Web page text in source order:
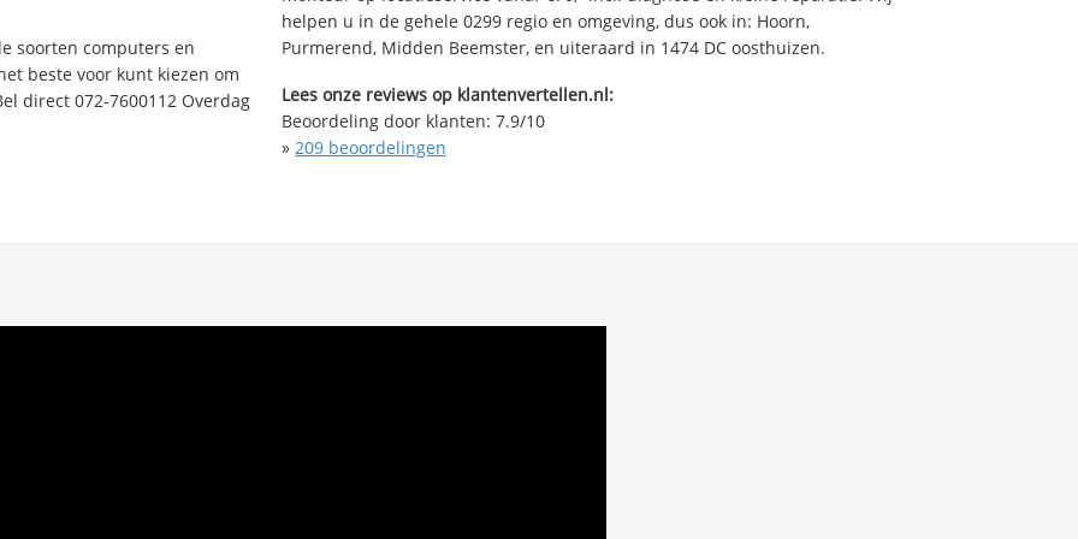
soorten computers en
beste voor kunt kiezen om
direct 072-7600112 Overdag
helpen u in de gehele 0299 regio en omgeving, dus ook in: Hoorn,
Purmerend, Midden Beemster, en uiteraard in 1474 DC oosthuizen.
Lees onze reviews op klantenvertellen.nl:
Beoordeling door klanten: 7.9/10
» 209 beoordelingen